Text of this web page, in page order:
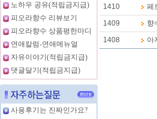
노하우 공유(적립금지급)
피오라향수 리뷰보기
피오라향수 상품평한마디
연애칼럼-연애메뉴얼
자유이야기(적립금지급)
댓글달기(적립금지급)
사용후기는 진짜인가요?
1410
페
1409
향
1408
아